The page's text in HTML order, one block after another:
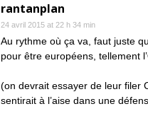
rantanplan
24 avril 2015 at 22 h 34 min
Au rythme où ça va, faut juste
pour être européens, tellement
(on devrait essayer de leur filer
sentirait à l’aise dans une